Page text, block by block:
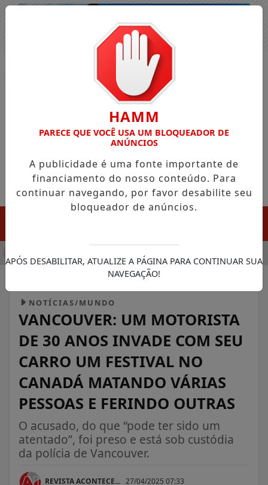
NOTÍCIAS/MUNDO
VANCOUVER: UM MOTORISTA
DE 30 ANOS INVADE COM SEU
CARRO UM FESTIVAL NO
CANADÁ MATANDO VÁRIAS
PESSOAS E FERINDO OUTRAS
O acusado, do que “pode ter sido um
atentado”, foi preso e está sob custódia
da polícia de Vancouver.
REVISTA ACONTECE... 27/04/2025 07:33
HAMM
PARECE QUE VOCÊ USA UM BLOQUEADOR DE
ANÚNCIOS
A publicidade é uma fonte importante de
financiamento do nosso conteúdo. Para
continuar navegando, por favor desabilite seu
bloqueador de anúncios.
APÓS DESABILITAR, ATUALIZE A PÁGINA PARA CONTINUAR SUA
NAVEGAÇÃO!